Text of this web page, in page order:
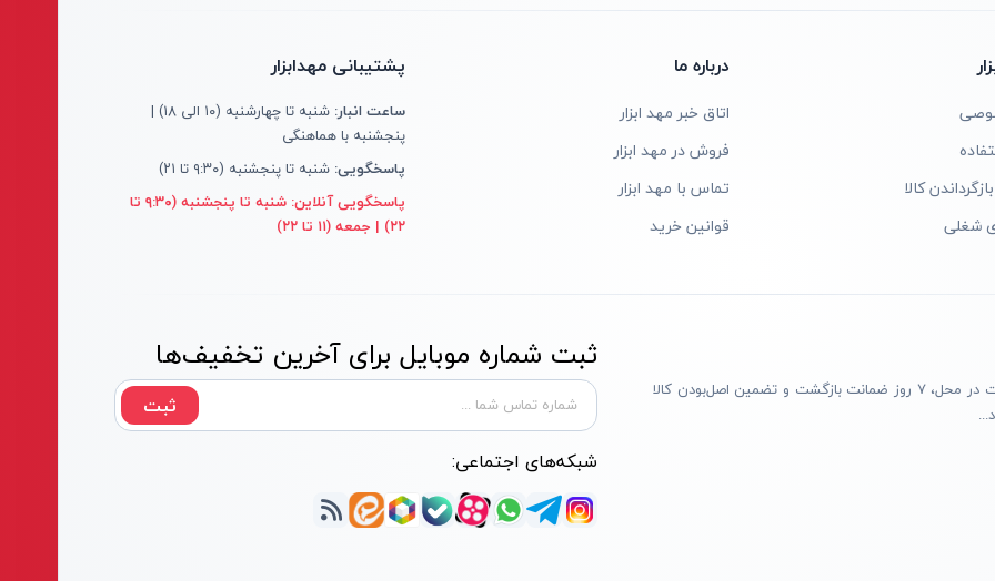
کالا
شغلی
درباره ما
اتاق خبر مهد ابزار
فروش در مهد ابزار
تماس با مهد ابزار
قوانین خرید
پشتیبانی مهدابزار
ساعت انبار:
شنبه تا چهارشنبه (۱۰ الی ۱۸) |
پنجشنبه با هماهنگی
پاسخگویی: شنبه تا پنجشنبه (۹:۳۰ تا ۲۱)
پاسخگویی آنلاین:
شنبه تا پنجشنبه (۹:۳۰ تا
۲۲) | جمعه (۱۱ تا ۲۲)
مهد ابزار با بیش از یک دهه تجربه، با پایبندی به سه اصل پرداخت در محل، ۷ روز ضمانت بازگشت و تضمین اصل‌بودن کالا
ثبت شماره موبایل برای آخرین تخفیف‌ها
ثبت
شبکه‌های اجتماعی: